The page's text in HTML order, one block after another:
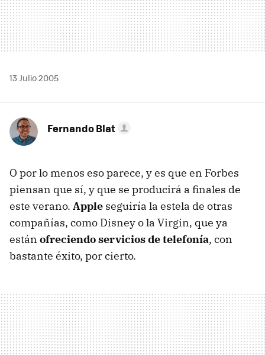
13 Julio 2005
Fernando Blat
O por lo menos eso parece, y es que en Forbes
piensan que sí, y que se producirá a finales de
este verano. Apple seguiría la estela de otras
compañías, como Disney o la Virgin, que ya
están ofreciendo servicios de telefonía, con
bastante éxito, por cierto.